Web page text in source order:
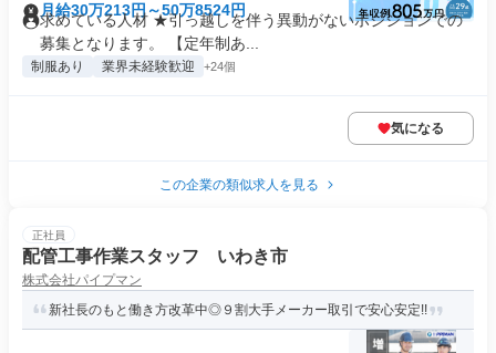
月給30万213円～50万8524円
求めている人材 ★引っ越しを伴う異動がないポジションでの
募集となります。 【定年制あ...
制服あり 業界未経験歓迎 +24個
気になる
この企業の類似求人を見る
正社員
配管工事作業スタッフ いわき市
株式会社パイプマン
新社長のもと働き方改革中◎９割大手メーカー取引で安心安定!!